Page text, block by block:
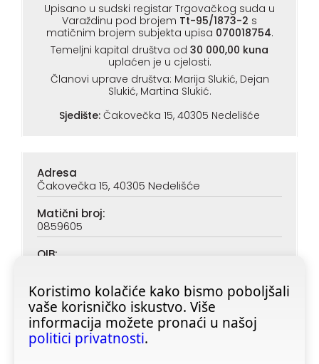
Koristimo kolačiće kako bismo poboljšali
vaše korisničko iskustvo. Više
informacija možete pronaći u našoj
politici privatnosti.
Upisano u sudski registar Trgovačkog suda u
Varaždinu pod brojem Tt-95/1873-2 s
matičnim brojem subjekta upisa 070018754.
Temeljni kapital društva od 30 000,00 kuna
uplaćen je u cjelosti.
Članovi uprave društva: Marija Slukić, Dejan
Slukić, Martina Slukić.
Sjedište: Čakovečka 15, 40305 Nedelišće
Adresa
Čakovečka 15, 40305 Nedelišće
Matični broj:
0859605
OIB:
IBAN (PBZ):
HR6923400091116020362
IBAN (ZABA):
HR4623600001101728355